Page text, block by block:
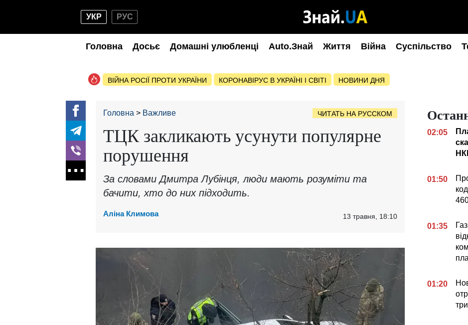
УКР РУС
Головна Досьє Домашні улюбленці Auto.Знай Життя Війна Суспільство
ВІЙНА РОСІЇ ПРОТИ УКРАЇНИ КОРОНАВІРУС В УКРАЇНІ І СВІТІ НОВИНИ ДНЯ
Головна Важливе ЧИТАТЬ НА РУССКОМ
ТЦК закликають усунути популярне
порушення
За словами Дмитра Лубінця, люди мають розуміти та
бачити, хто до них підходить.
Аліна Климова 13 травня, 18:10
02:05
01:50
01:35
01:20